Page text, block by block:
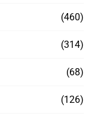
(460)
(314)
(68)
(126)